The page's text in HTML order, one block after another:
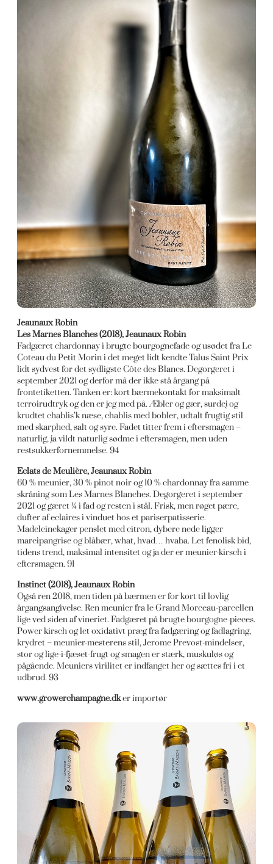
Jeaunaux Robin
Les Marnes Blanches (2018), Jeaunaux Robin
Fadgæret chardonnay i brugte bourgognefade og usødet fra Le
Coteau du Petit Morin i det meget lidt kendte Talus Saint Prix
lidt sydvest for det sydligste Côte des Blancs. Degorgeret i
september 2021 og derfor må der ikke stå årgang på
frontetiketten. Tanken er: kort bærmekontakt for maksimalt
terroirudtryk og den er jeg med på. Æbler og gær, surdej og
krudtet chablis’k næse, chablis med bobler, udtalt frugtig stil
med skarphed, salt og syre. Fadet titter frem i eftersmagen –
naturlig, ja vildt naturlig sødme i eftersmagen, men uden
restsukkerfornemmelse. 94
Eclats de Meulière, Jeaunaux Robin
60 % meunier, 30 % pinot noir og 10 % chardonnay fra samme
skråning som Les Marnes Blanches. Degorgeret i september
2021 og gæret ¼ i fad og resten i stål. Frisk, men røget pære,
dufter af eclaires i vinduet hos et pariserpatisserie.
Madeleinekager penslet med citron, dybere nede ligger
marcipangrise og blåbær, what, hvad… hvaba. Let fenolisk bid,
tidens trend, maksimal intensitet og ja der er meunier-kirsch i
eftersmagen. 91
Instinct (2018), Jeaunaux Robin
Også ren 2018, men tiden på bærmen er for kort til lovlig
årgangsangivelse. Ren meunier fra le Grand Morceau-parcellen
lige ved siden af vineriet. Fadgæret på brugte bourgogne-pieces.
Power kirsch og let oxidativt præg fra fadgæring og fadlagring,
krydret – meunier-mesterens stil, Jerome Prevost-mindelser,
stor og lige-i-fjæset-frugt og smagen er stærk, muskuløs og
pågående. Meuniers virilitet er indfanget her og sættes fri i et
udbrud. 93
www.growerchampagne.dker importør